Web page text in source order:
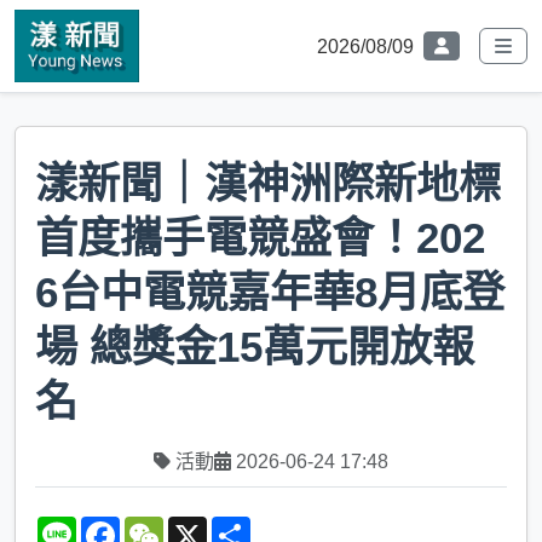
2026/08/09
漾新聞｜漢神洲際新地標
首度攜手電競盛會！202
6台中電競嘉年華8月底登
場 總獎金15萬元開放報
名
活動 2026-06-24 17:48
L
F
W
X